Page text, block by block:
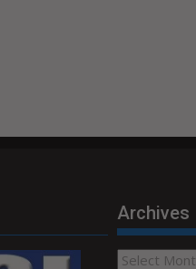
Archives
Archives